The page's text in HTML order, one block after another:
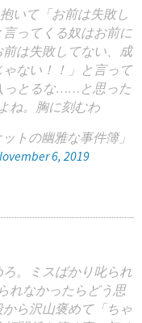
いて「お前は失敗し
ってくる奴はお前に
は失敗してない、成
ない！！」と言って
っとるな……と思った
ね。胸に刻むわ
トの幽雅な事件簿」
6, 2019
。ミスばかり叱られ
れなかったらどう思
ら沢山褒めて「ちゃ